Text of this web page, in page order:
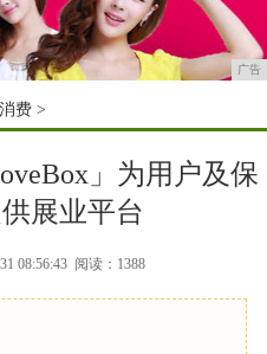
广告
消费 >
」为用户及保
展业平台
08:56:43 阅读：1388